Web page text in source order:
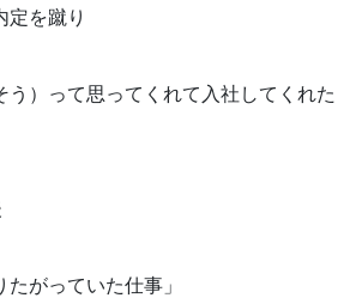
定を蹴り
う）って思ってくれて入社してくれた
たがっていた仕事」